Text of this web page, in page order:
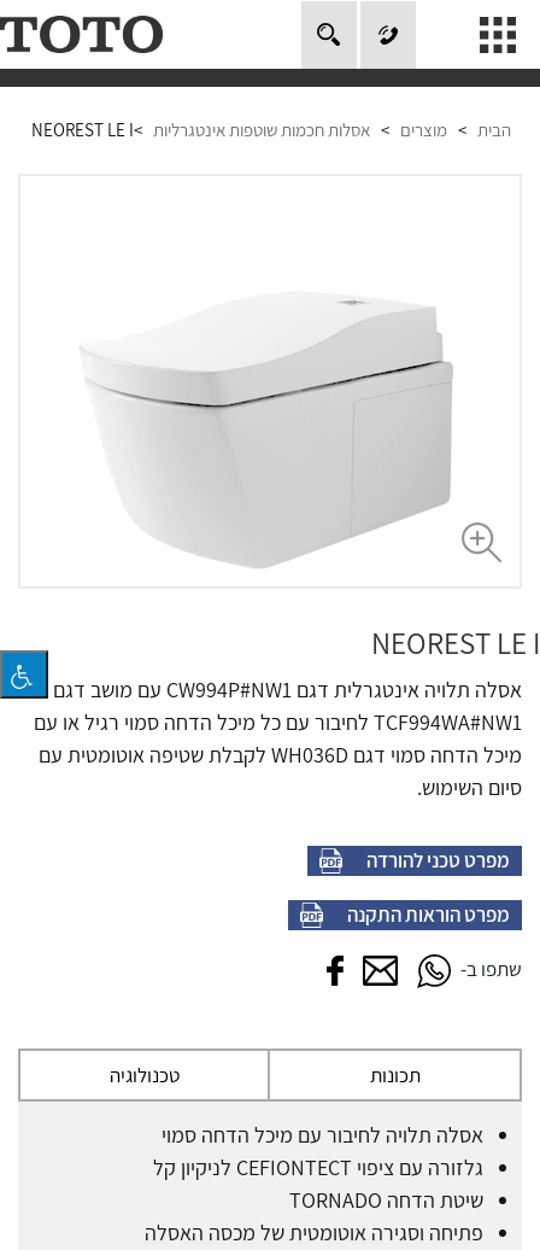
אודות
פרויקטים בעולם
סרטונים
Global
חיפוש
הבית > מוצרים > אסלות חכמות שוטפות אינטגרליות >
NEOREST LE I
NEOREST LE I
אסלה תלויה אינטגרלית דגם CW994P#NW1 עם מושב דגם
TCF994WA#NW1 לחיבור עם כל מיכל הדחה סמוי רגיל או עם
מיכל הדחה סמוי דגם WH036D לקבלת שטיפה אוטומטית עם
סיום השימוש.
מפרט טכני להורדה
מפרט הוראות התקנה
שתפו ב- שתפו בווטסאפשתפו במייל
שתפו בפייסבוק
תכונות טכנולוגיה
אסלה תלויה לחיבור עם מיכל הדחה סמוי
גלזורה עם ציפוי CEFIONTECT לניקיון קל
שיטת הדחה TORNADO
פתיחה וסגירה אוטומטית של מכסה האסלה